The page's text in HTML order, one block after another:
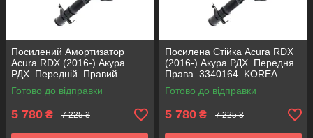
Посилений Амортизатор
Acura RDX (2016-) Акура
РДХ. Передній. Правий.
3340164. KOREA Аксусс!
Готово до відправки
5 780 ₴ 7 225 ₴
Посилена Стійка Acura RDX
(2016-) Акура РДХ. Передня.
Права. 3340164. KOREA
Аксусс!
Готово до відправки
5 780 ₴ 7 225 ₴